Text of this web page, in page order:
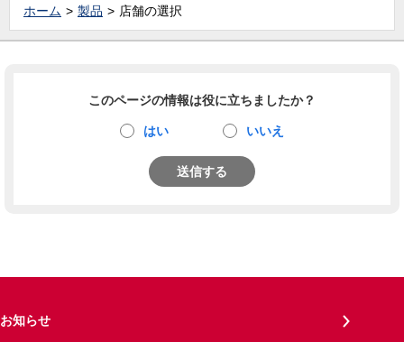
ホーム 製品 店舗の選択
このページの情報は役に立ちましたか？
はい いいえ
送信する
お知らせ